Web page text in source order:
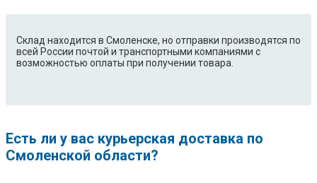
Склад находится в Смоленске, но отправки производятся по
всей России почтой и транспортными компаниями с
возможностью оплаты при получении товара.
Есть ли у вас курьерская доставка по
Смоленской области?